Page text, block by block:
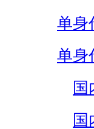
单身
单身
国
国